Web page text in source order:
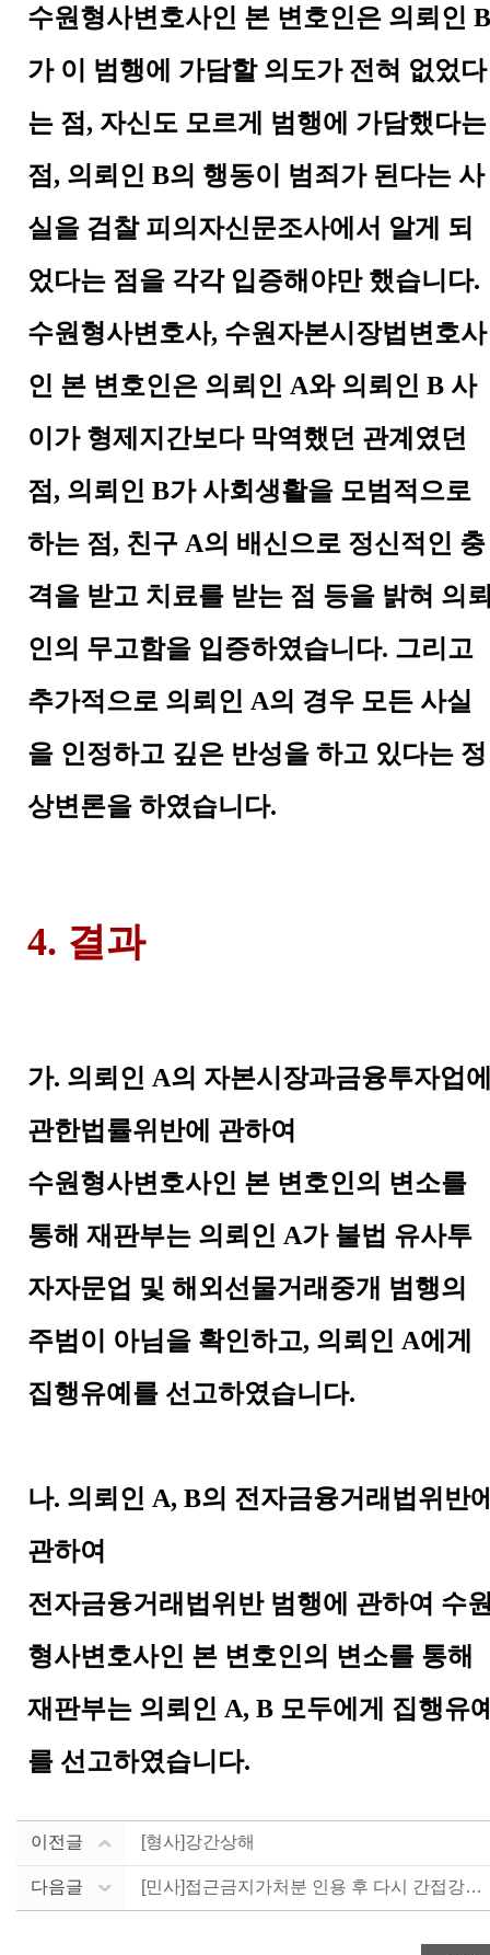
수원형사변호사인 본 변호인은 의뢰인 B
가 이 범행에 가담할 의도가 전혀 없었다
는 점 , 자신도 모르게 범행에 가담했다는
점 , 의뢰인 B의 행동이 범죄가 된다는 사
실을 검찰 피의자신문조사에서 알게 되
었다는 점을 각각 입증해야만 했습니다.
수원형사변호사, 수원자본시장법변호사
인 본 변호인은 의뢰인 A와 의뢰인 B 사
이가 형제지간보다 막역했던 관계였던
점 , 의뢰인 B가 사회생활을 모범적으로
하는 점 , 친구 A의 배신으로 정신적인 충
격을 받고 치료를 받는 점 등을 밝혀 의
인의 무고함을 입증하였습니다. 그리고
추가적으로 의뢰인 A의 경우 모든 사실
을 인정하고 깊은 반성을 하고 있다는 정
상변론을 하였습니다.
4. 결과
가. 의뢰인 A의 자본시장과금융투자업
관한법률위반에 관하여
수원형사변호사인 본 변호인의 변소를
통해 재판부는 의뢰인 A가 불법 유사투
자자문업 및 해외선물거래중개 범행의
주범이 아님을 확인하고, 의뢰인 A에게
집행유예를 선고하였습니다.
나. 의뢰인 A, B의 전자금융거래법위반
관하여
전자금융거래법위반 범행에 관하여 수
형사변호사인 본 변호인의 변소를 통해
재판부는 의뢰인 A, B 모두에게 집행유
를 선고하였습니다.
이전글 [형사]강간상해
다음글 [민사]접근금지가처분 인용 후 다시 간접강제신청하여